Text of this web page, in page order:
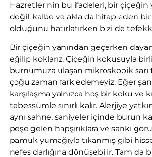
Hazretlerinin bu ifadeleri, bir çiçeğin
değil, kalbe ve akla da hitap eden
olduğunu hatırlatırken bizi de
Bir çiçeğin yanından geçerken
eğilip koklarız. Çiçeğin kokusuyla
burnumuza ulaşan mikroskopik sarı
çoğu zaman fark edemeyiz. Eğer
karşılaşma yalnızca hoş bir koku ve
tebessümle sınırlı kalır. Alerjiye
aynı sahne, saniyeler içinde burun
peşe gelen hapşırıklara ve sanki
pamuk yumağıyla tıkanmış gibi
nefes darlığına dönüşebilir. Tam da